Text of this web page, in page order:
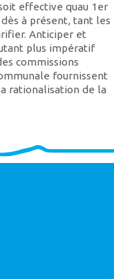
effective quau 1er
à présent, tant les
Anticiper et
plus impératif
commissions
fournissent
rationalisation de la